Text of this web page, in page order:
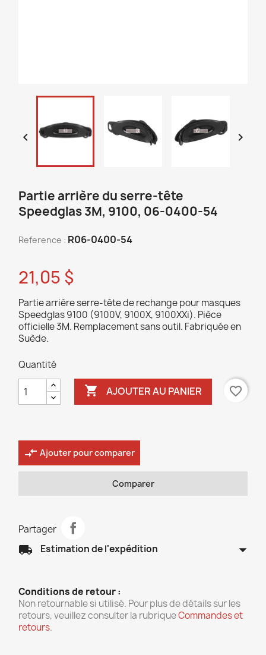
 
Partie arrière du serre-tête
Speedglas 3M, 9100, 06-0400-54
Reference : R06-0400-54
21,05 $
Partie arrière serre-tête de rechange pour masques
Speedglas 9100 (9100V, 9100X, 9100XXi). Pièce
officielle 3M. Remplacement sans outil. Fabriquée en
Suède.
Quantité
 AJOUTER AU PANIER favorite_border
compare_arrows Ajouter pour comparer
Comparer
Partager
local_shipping Estimation de l'expédition arrow_drop_down
Conditions de retour :
Non retournable si utilisé. Pour plus de détails sur les
retours, veuillez consulter la rubriqueCommandes et
retours.